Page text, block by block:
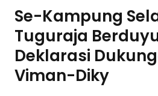
Se-Kampung
Tuguraja
Deklarasi
Viman-Diky